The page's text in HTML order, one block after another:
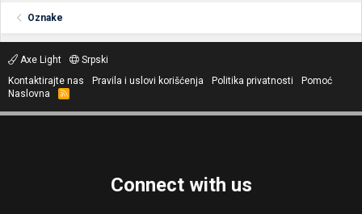
Oznake
Axe Light
Srpski
Kontaktirajte nas
Pravila i uslovi korišćenja Politika privatnosti
Pomoć
Naslovna
R
S
Connect with us